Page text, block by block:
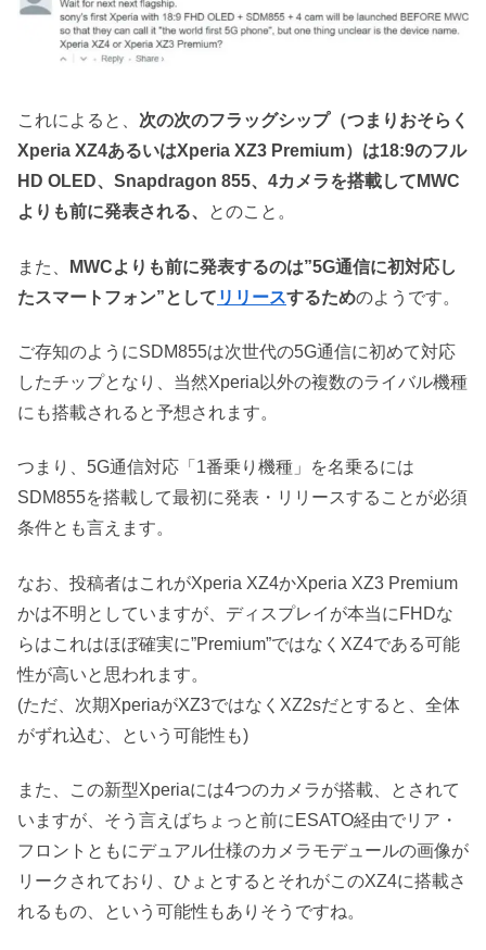
これによると、 次の次のフラッグシップ（つまりおそらく
Xperia XZ4あるいはXperia XZ3 Premium）は18:9のフル
HD OLED、Snapdragon 855、4カメラを搭載してMWC
よりも前に発表される、
とのこと。
また、
MWCよりも前に発表するのは”5G通信に初対応し
たスマートフォン”として リリースするためのようです。
ご存知のようにSDM855は次世代の5G通信に初めて対応
したチップとなり、当然Xperia以外の複数のライバル機種
にも搭載されると予想されます。
つまり、5G通信対応「1番乗り機種」を名乗るには
SDM855を搭載して最初に発表・リリースすることが必須
条件とも言えます。
なお、投稿者はこれがXperia XZ4かXperia XZ3 Premium
かは不明としていますが、ディスプレイが本当にFHDな
らはこれはほぼ確実に”Premium”ではなくXZ4である可能
性が高いと思われます。
(ただ、次期XperiaがXZ3ではなくXZ2sだとすると、全体
がずれ込む、という可能性も)
また、この新型Xperiaには4つのカメラが搭載、とされて
いますが、そう言えばちょっと前にESATO経由でリア・
フロントともにデュアル仕様のカメラモデュールの画像が
リークされており、ひょとするとそれがこのXZ4に搭載さ
れるもの、という可能性もありそうですね。